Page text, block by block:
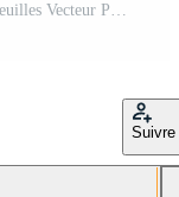
dessin à la main d'une lettre nature avec des feuilles Vecteur Pro et SVG Pro
Suivre